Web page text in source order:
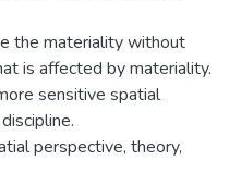
the materiality without
is affected by materiality.
sensitive spatial
perspective, theory,